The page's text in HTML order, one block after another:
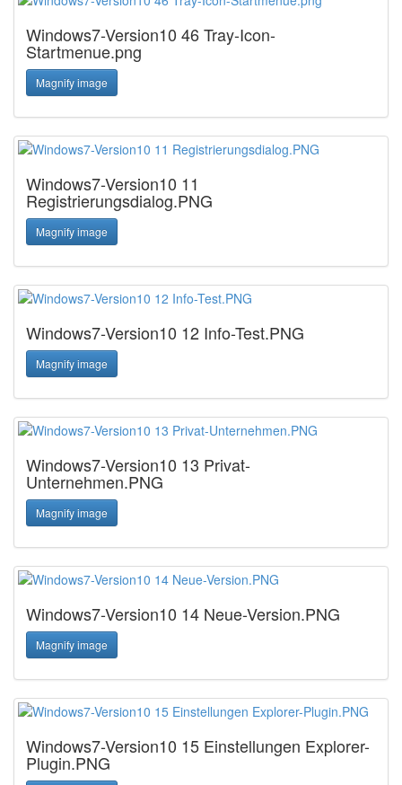
Windows7-Version10 46 Tray-Icon-
Startmenue.png
Magnify image
Windows7-Version10 11
Registrierungsdialog.PNG
Magnify image
Windows7-Version10 12 Info-Test.PNG
Magnify image
Windows7-Version10 13 Privat-
Unternehmen.PNG
Magnify image
Windows7-Version10 14 Neue-Version.PNG
Magnify image
Windows7-Version10 15 Einstellungen Explorer-
Plugin.PNG